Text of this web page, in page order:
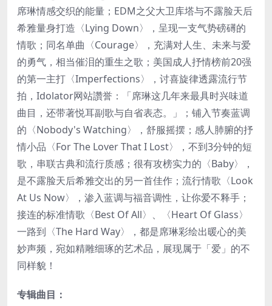
席琳情感交织的能量；EDM之父大卫库塔与不露脸天后
希雅量身打造〈Lying Down〉，呈现一支气势磅礡的
情歌；同名单曲〈Courage〉，充满对人生、未来与爱
的勇气，相当催泪的重生之歌；美国成人抒情榜前20强
的第一主打〈Imperfections〉，讨喜旋律透露流行节
拍，Idolator网站讚誉：「席琳这几年来最具时兴味道
曲目，还带著悦耳副歌与自省表态。」；铺入节奏蓝调
的〈Nobody's Watching〉，舒服摇摆；感人肺腑的抒
情小品〈For The Lover That I Lost〉，不到3分钟的短
歌，串联古典和流行质感；很有攻榜实力的〈Baby〉，
是不露脸天后希雅交出的另一首佳作；流行情歌〈Look
At Us Now〉，渗入蓝调与福音调性，让你爱不释手；
接连的标准情歌〈Best Of All〉、〈Heart Of Glass〉
一路到〈The Hard Way〉，都是席琳彩绘出暖心的美
妙声频，宛如精雕细琢的艺术品，展现属于「爱」的不
同样貌！
专辑曲目：